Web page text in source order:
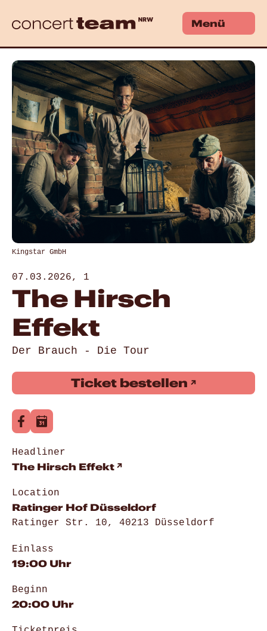
Menü
Kingstar GmbH
07.03.2026, 1
The Hirsch
Effekt
Der Brauch - Die Tour
Ticket bestellen
Headliner
The Hirsch Effekt
Location
Ratinger Hof Düsseldorf
Ratinger Str. 10, 40213 Düsseldorf
Einlass
19:00 Uhr
Beginn
20:00 Uhr